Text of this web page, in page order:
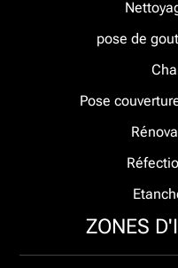
pose de
Pose
ZONES